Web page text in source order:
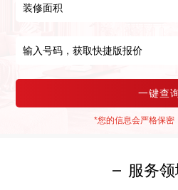
一键查
*您的信息会严格保密
服务